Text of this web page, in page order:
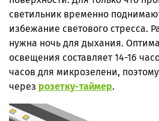
светильник временно
избежание светового стресса.
нужна ночь для дыхания.
освещения составляет 14-16
часов для микрозелени,
через розетку-таймер.